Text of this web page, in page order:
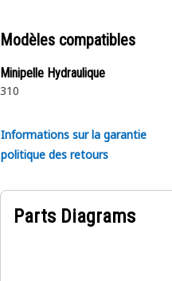
Modèles compatibles
Minipelle Hydraulique
310
Informations sur la garantie
politique des retours
Parts Diagrams